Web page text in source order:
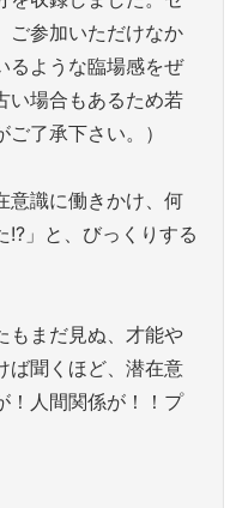
ご参加いただけなか
るような臨場感をぜ
い場合もあるため若
了承下さい。）
意識に働きかけ、何
!?」と、びっくりする
もまだ見ぬ、才能や
ば聞くほど、潜在意
！人間関係が！！プ